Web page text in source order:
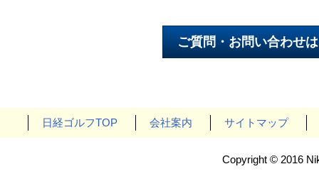
日経ゴルフTOP 会社案内 サイトマップ
Copyright © 2016